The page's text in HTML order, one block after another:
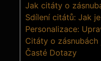
Jak citáty o
Sdílení citátů: Jak
Personalizace:
Citáty o
Časté Dotazy